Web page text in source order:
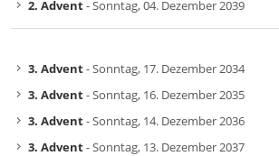
2. Advent- Sonntag, 04. Dezember 2039
3. Advent- Sonntag, 17. Dezember 2034
3. Advent- Sonntag, 16. Dezember 2035
3. Advent- Sonntag, 14. Dezember 2036
3. Advent- Sonntag, 13. Dezember 2037